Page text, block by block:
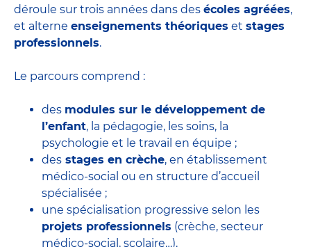
déroule sur trois années dans des écoles agréées,
et alterne enseignements théoriques et stages
professionnels.
Le parcours comprend :
des modules sur le développement de
l’enfant, la pédagogie, les soins, la
psychologie et le travail en équipe ;
des stages en crèche, en établissement
médico-social ou en structure d’accueil
spécialisée ;
une spécialisation progressive selon les
projets professionnels (crèche, secteur
médico-social, scolaire…).